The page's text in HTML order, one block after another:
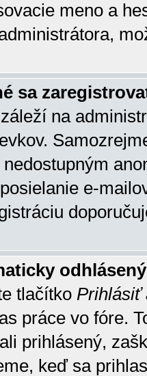
meno a
sa
na
e-
tlačítko Prihlásiť
práce vo fóre.
prihlásený,
keď sa